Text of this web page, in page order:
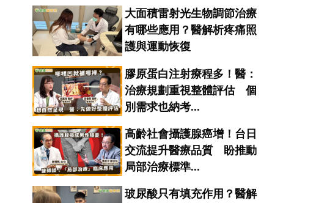
大面積雷射光生物調節治療
有哪些應用？醫解析疼痛照
護與運動恢復
膠原蛋白注射療程多！醫：
治療規劃重視整體評估 個
別需求也納考...
高齡社會攝護腺癌增！台日
交流提升醫療品質 盼推動
局部治療標準...
玻尿酸只有填充作用？醫解